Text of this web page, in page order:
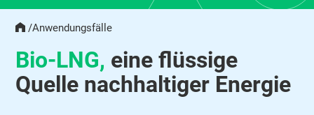
Home
/Anwendungsfälle
Bio‑LNG, eine flüssige
Quelle nachhaltiger Energie